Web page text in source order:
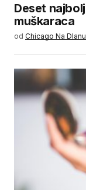
Deset
muškaraca
od Chicago Na Dlanu